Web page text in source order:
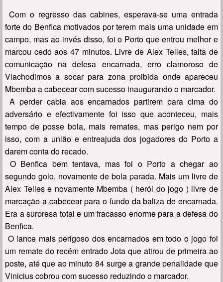
Com o regresso das cabines, esperava-se uma entrada
forte do Benfica motivados por terem mais uma unidade em
campo, mas ao invés disso, foi o Porto que entrou melhor e
marcou cedo aos 47 minutos. Livre de Alex Telles, falta de
comunicação na defesa encarnada, erro clamoroso de
Vlachodimos a socar para zona proibida onde apareceu
Mbemba a cabecear com sucesso inaugurando o marcador.
A perder cabia aos encarnados partirem para cima do
adversário e efectivamente foi isso que aconteceu, mais
tempo de posse bola, mais remates, mas perigo nem por
isso, com a união e entreajuda dos jogadores do Porto a
darem conta do recado.
O Benfica bem tentava, mas foi o Porto a chegar ao
segundo golo, novamente de bola parada. Mais um livre de
Alex Telles e novamente Mbemba ( herói do jogo ) livre de
marcação a cabecear para o fundo da baliza de encarnada.
Era a surpresa total e um fracasso enorme para a defesa do
Benfica.
O lance mais perigoso dos encarnados em todo o jogo foi
um remate do recém entrado Jota que atirou de primeira ao
poste, até que ao minuto 84 surge a grande penalidade que
Vinicius cobrou com sucesso reduzindo o marcador.